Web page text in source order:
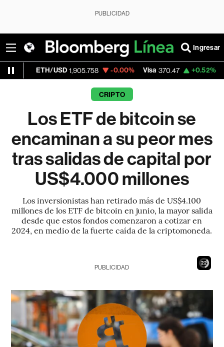
PUBLICIDAD
Ingresar
1,905.758 -0.00% Visa 370.47 +0.52%
CRIPTO
Los ETF de bitcoin se
encaminan a su peor mes
tras salidas de capital por
US$4.000 millones
Los inversionistas han retirado más de US$4.100
millones de los ETF de bitcoin en junio, la mayor salida
desde que estos fondos comenzaron a cotizar en
2024, en medio de la fuerte caída de la criptomoneda.
21
PUBLICIDAD